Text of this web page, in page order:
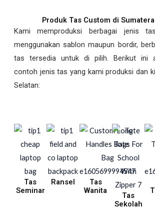
Produk Tas Custom di
Kami memproduksi berbagai jenis
menggunakan sablon maupun bordir,
tas tersedia untuk di pilih. Berikut ini
contoh jenis tas yang kami produksi dan
Selatan:
Tas
Seminar
Ransel
Tas
Wanita
Tas
Sekolah